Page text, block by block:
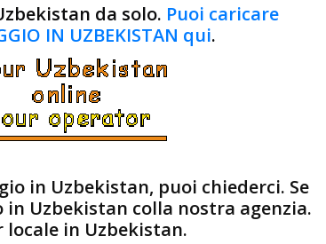
da solo. Puoi caricare
IN UZBEKISTAN qui.
in Uzbekistan, puoi chiederci. Se
Uzbekistan colla nostra agenzia.
in Uzbekistan.